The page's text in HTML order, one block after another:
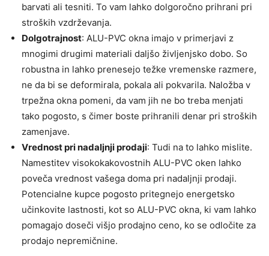
barvati ali tesniti. To vam lahko dolgoročno prihrani pri
stroških vzdrževanja.
Dolgotrajnost: ALU-PVC okna imajo v primerjavi z
mnogimi drugimi materiali daljšo življenjsko dobo. So
robustna in lahko prenesejo težke vremenske razmere,
ne da bi se deformirala, pokala ali pokvarila. Naložba v
trpežna okna pomeni, da vam jih ne bo treba menjati
tako pogosto, s čimer boste prihranili denar pri stroških
zamenjave.
Vrednost pri nadaljnji prodaji: Tudi na to lahko mislite.
Namestitev visokokakovostnih ALU-PVC oken lahko
poveča vrednost vašega doma pri nadaljnji prodaji.
Potencialne kupce pogosto pritegnejo energetsko
učinkovite lastnosti, kot so ALU-PVC okna, ki vam lahko
pomagajo doseči višjo prodajno ceno, ko se odločite za
prodajo nepremičnine.